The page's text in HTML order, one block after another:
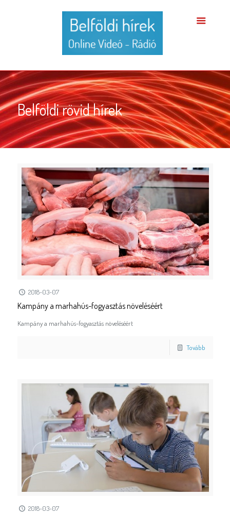
Belföldi rövid hírek
2018-03-07
Kampány a marhahús-fogyasztás növeléséért
Kampány a marhahús-fogyasztás növeléséért
Tovább
2018-03-07